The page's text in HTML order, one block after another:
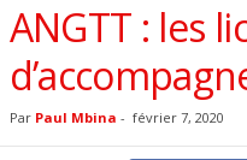
ANGTT : les
Par Paul Mbina - février 7, 2020